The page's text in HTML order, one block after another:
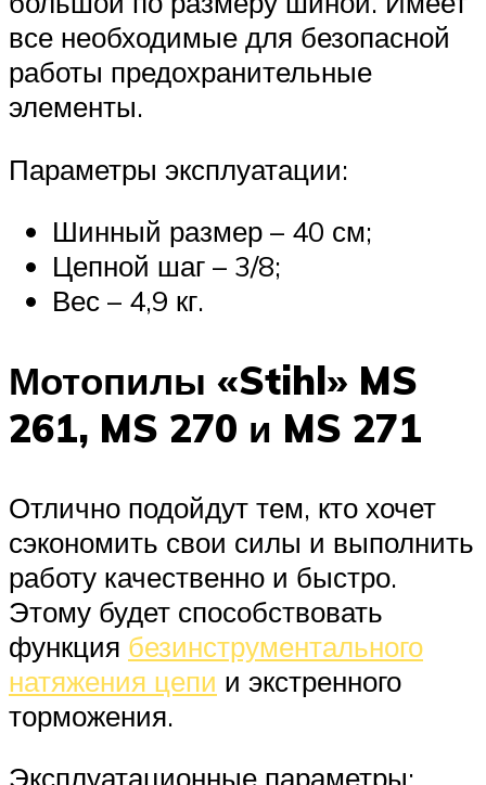
все необходимые для безопасной
работы предохранительные
элементы.
Параметры эксплуатации:
Шинный размер – 40 см;
Цепной шаг – 3/8;
Вес – 4,9 кг.
Мотопилы «Stihl» MS
261, MS 270 и MS 271
Отлично подойдут тем, кто хочет
сэкономить свои силы и выполнить
работу качественно и быстро.
Этому будет способствовать
функция безинструментального
натяжения цепи и экстренного
торможения.
Эксплуатационные параметры: